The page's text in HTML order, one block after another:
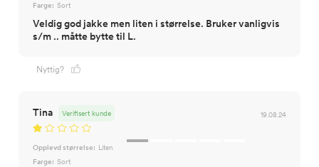
Farge: Sort
Veldig god jakke men liten i størrelse. Bruker vanligvis
s/m .. måtte bytte til L.
Nyttig?
Tina 19.08.24
Verifisert kunde
Opplevd størrelse: Liten
Farge: Sort